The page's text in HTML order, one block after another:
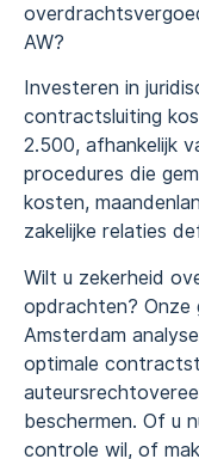
AW?
Investeren in
contractsluiting
2.500, afhankelijk
procedures die
kosten,
zakelijke relaties
Wilt u zekerheid
opdrachten? Onze
Amsterdam
optimale
beschermen. Of u
controle wil, of